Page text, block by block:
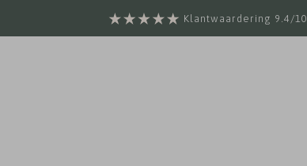
Klantwaardering 9.4/10